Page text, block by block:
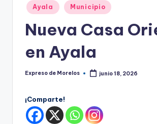
el
Publicado
en
Ayala Municipio
Nueva Casa
en Ayala
Publicado
Expreso de Morelos junio 18, 2026
¡Comparte!